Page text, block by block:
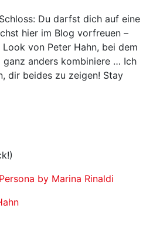
Du darfst dich auf eine
hier im Blog vorfreuen –
von Peter Hahn, bei dem
ganz anders kombiniere … Ich
dir beides zu zeigen! Stay
Persona by Marina Rinaldi